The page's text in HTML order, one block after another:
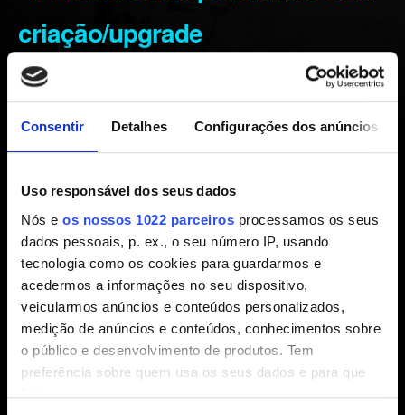
Consentir Detalhes Configurações dos anúncios
Uso responsável dos seus dados
Nós e os nossos 1022 parceiros processamos os seus
dados pessoais, p. ex., o seu número IP, usando
tecnologia como os cookies para guardarmos e
acedermos a informações no seu dispositivo,
veicularmos anúncios e conteúdos personalizados,
medição de anúncios e conteúdos, conhecimentos sobre
o público e desenvolvimento de produtos. Tem
preferência sobre quem usa os seus dados e para que
fins.
criação/upgrade
Criado há 5 anos Atualizado há 5 meses
Antes de relatar qualquer problema de jogo, tente a
solução de problemasdescrita aqui.
Se o problema persistir, informe-nos usando o botão
conosco abaixo e forneça as seguintes informações:
Etapas para reproduzir o problema.
Vídeo ou captura de tela do problema (anexo ou link).
Precisa de ajuda?